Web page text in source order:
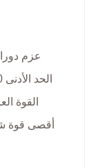
عزم
مقاومة العزل: 100mΩ الحد الأدنى 500 فولت تيار مستمر
القوة العازلة: 1800 فولت تيار
أقصى قوة شعاعية: 784 نيوتن (20